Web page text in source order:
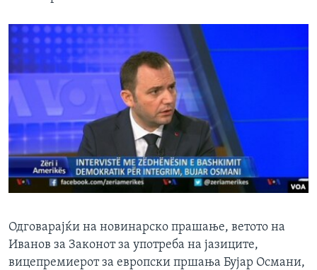
Одговарајќи на новинарско прашање, ветото на
Иванов за Законот за употреба на јазиците,
вицепремиерот за европски пршања Бујар Османи,